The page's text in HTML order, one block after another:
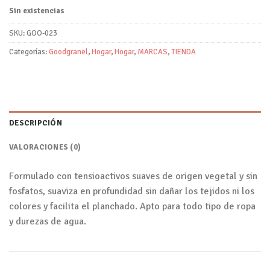
Sin existencias
SKU:GOO-023
Categorías:Goodgranel,Hogar,Hogar, MARCAS,TIENDA
DESCRIPCIÓN
VALORACIONES (0)
Formulado con tensioactivos suaves de origen vegetal y sin
fosfatos, suaviza en profundidad sin dañar los tejidos ni los
colores y facilita el planchado. Apto para todo tipo de ropa
y durezas de agua.